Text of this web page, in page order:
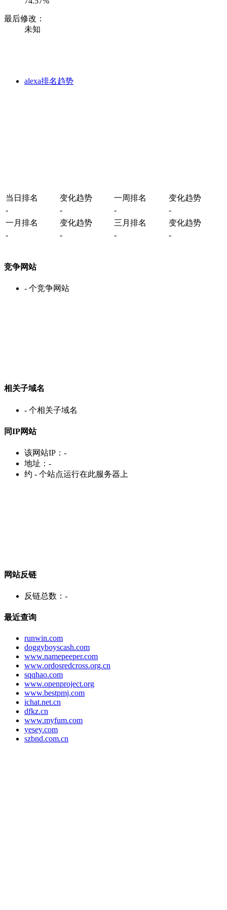
最后修改：
未知
alexa排名趋势
当日排名 变化趋势 一周排名
变化趋势
-
- -
-
一月排名
变化趋势 三月排名
变化趋势
-
- - -
竞争网站
- 个竞争网站
相关子域名
- 个相关子域名
同IP网站
该网站IP： -
地址： -
约 - 个站点运行在此服务器上
网站反链
反链总数： -
最近查询
runwin.com
doggyboyscash.com
www.namepeeper.com
www.ordosredcross.org.cn
sqqhao.com
www.openproject.org
www.bestpmj.com
ichat.net.cn
dfkz.cn
www.myfum.com
yesey.com
szbnd.com.cn